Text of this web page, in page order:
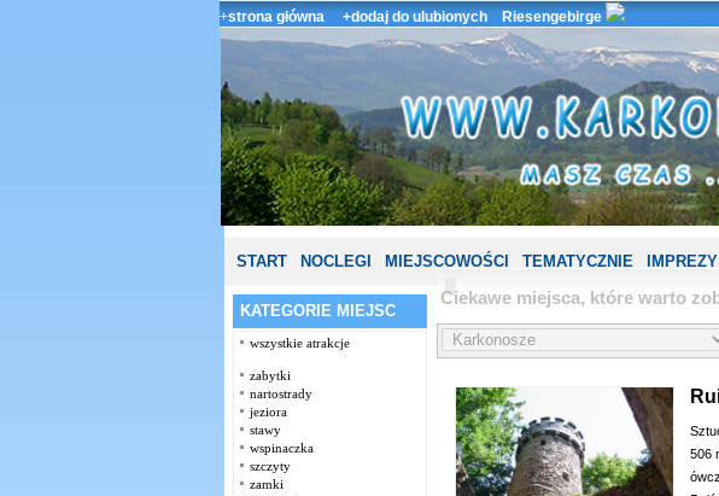
+strona główna +dodaj do ulubionych Riesengebirge
START NOCLEGI MIEJSCOWOŚCI TEMATYCZNIE IMPREZY
KATEGORIE MIEJSC
wszystkie atrakcje
zabytki
nartostrady
jeziora
stawy
wspinaczka
szczyty
zamki
Ciekawe miejsca, które warto
506